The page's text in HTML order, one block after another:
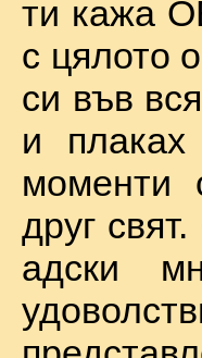
ти кажа
с цялото
си във
и
моменти
друг
адски